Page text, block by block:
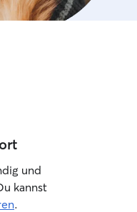
und
kannst
.